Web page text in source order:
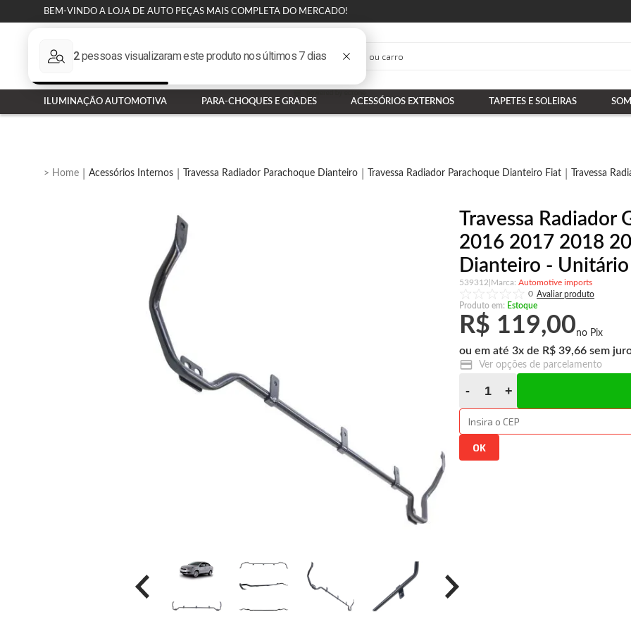
BEM-VINDO A LOJA DE AUTO PEÇAS MAIS COMPLETA DO MERCADO!
ILUMINAÇÃO AUTOMOTIVA PARA-CHOQUES E GRADES ACESSÓRIOS EXTERNOS TAPETES E SOLEIRAS
Acessórios Internos Travessa Radiador Parachoque Dianteiro Travessa Radiador Parachoque Dianteiro Fiat Travessa
Travessa Radiador
2016 2017 2018
Dianteiro - Unitário
539312
Automotive imports
0
Produto em: Estoque
R$ 119,00
3x R$ 39,66
Ver opções de parcelamento